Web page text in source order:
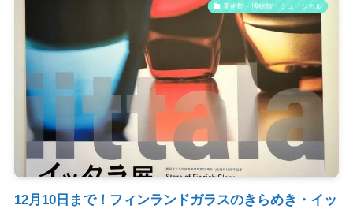
美術館・博物館・ミュージカル
12月10日まで！フィンランドガラスのきらめき・イッ